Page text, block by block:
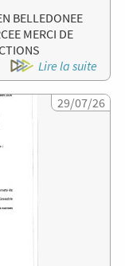
BELLEDONEE
MERCI DE
Lire la suite
29/07/26